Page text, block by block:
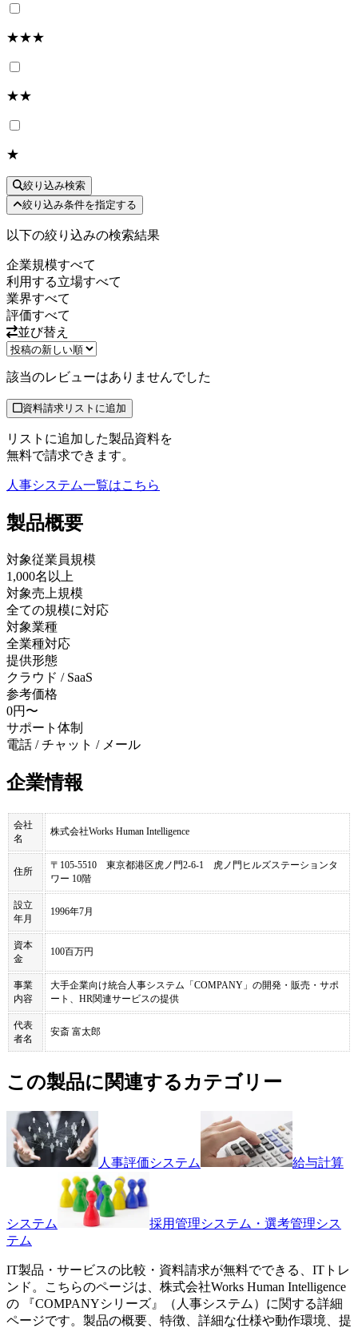
★★★
★★
★
絞り込み検索
絞り込み条件を指定する
以下の絞り込みの検索結果
企業規模すべて
利用する立場すべて
業界すべて
評価すべて
並び替え
該当のレビューはありませんでした
資料請求リストに追加
リストに追加した製品資料を
無料で請求できます。
人事システム一覧はこちら
製品概要
対象従業員規模
1,000名以上
対象売上規模
全ての規模に対応
対象業種
全業種対応
提供形態
クラウド / SaaS
参考価格
0円〜
サポート体制
電話 / チャット / メール
企業情報
会社
名
株式会社Works Human Intelligence
住所
〒105-5510 東京都港区虎ノ門2-6-1 虎ノ門ヒルズステーションタ
ワー 10階
設立
年月
1996年7月
資本
金
100百万円
事業
内容
大手企業向け統合人事システム「COMPANY」の開発・販売・サポ
ート、HR関連サービスの提供
代表
者名
安斎 富太郎
この製品に関連するカテゴリー
人事評価システム 給与計算
システム
採用管理システム・選考管理シス
テム
IT製品・サービスの比較・資料請求が無料でできる、ITトレ
ンド。こちらのページは、 株式会社Works Human Intelligence
の 『COMPANYシリーズ 』（ 人事システム ）に関する詳細
ページです。製品の概要、特徴、詳細な仕様や動作環境、提